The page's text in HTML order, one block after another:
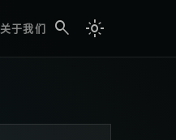
关于我们 search light_mode